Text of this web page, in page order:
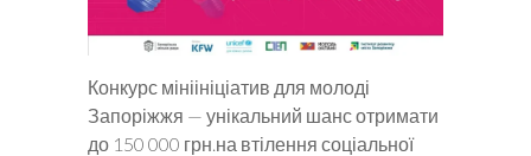
Конкурс мініініціатив для молоді
Запоріжжя — унікальний шанс отримати
до 150 000 грн.на втілення соціальної